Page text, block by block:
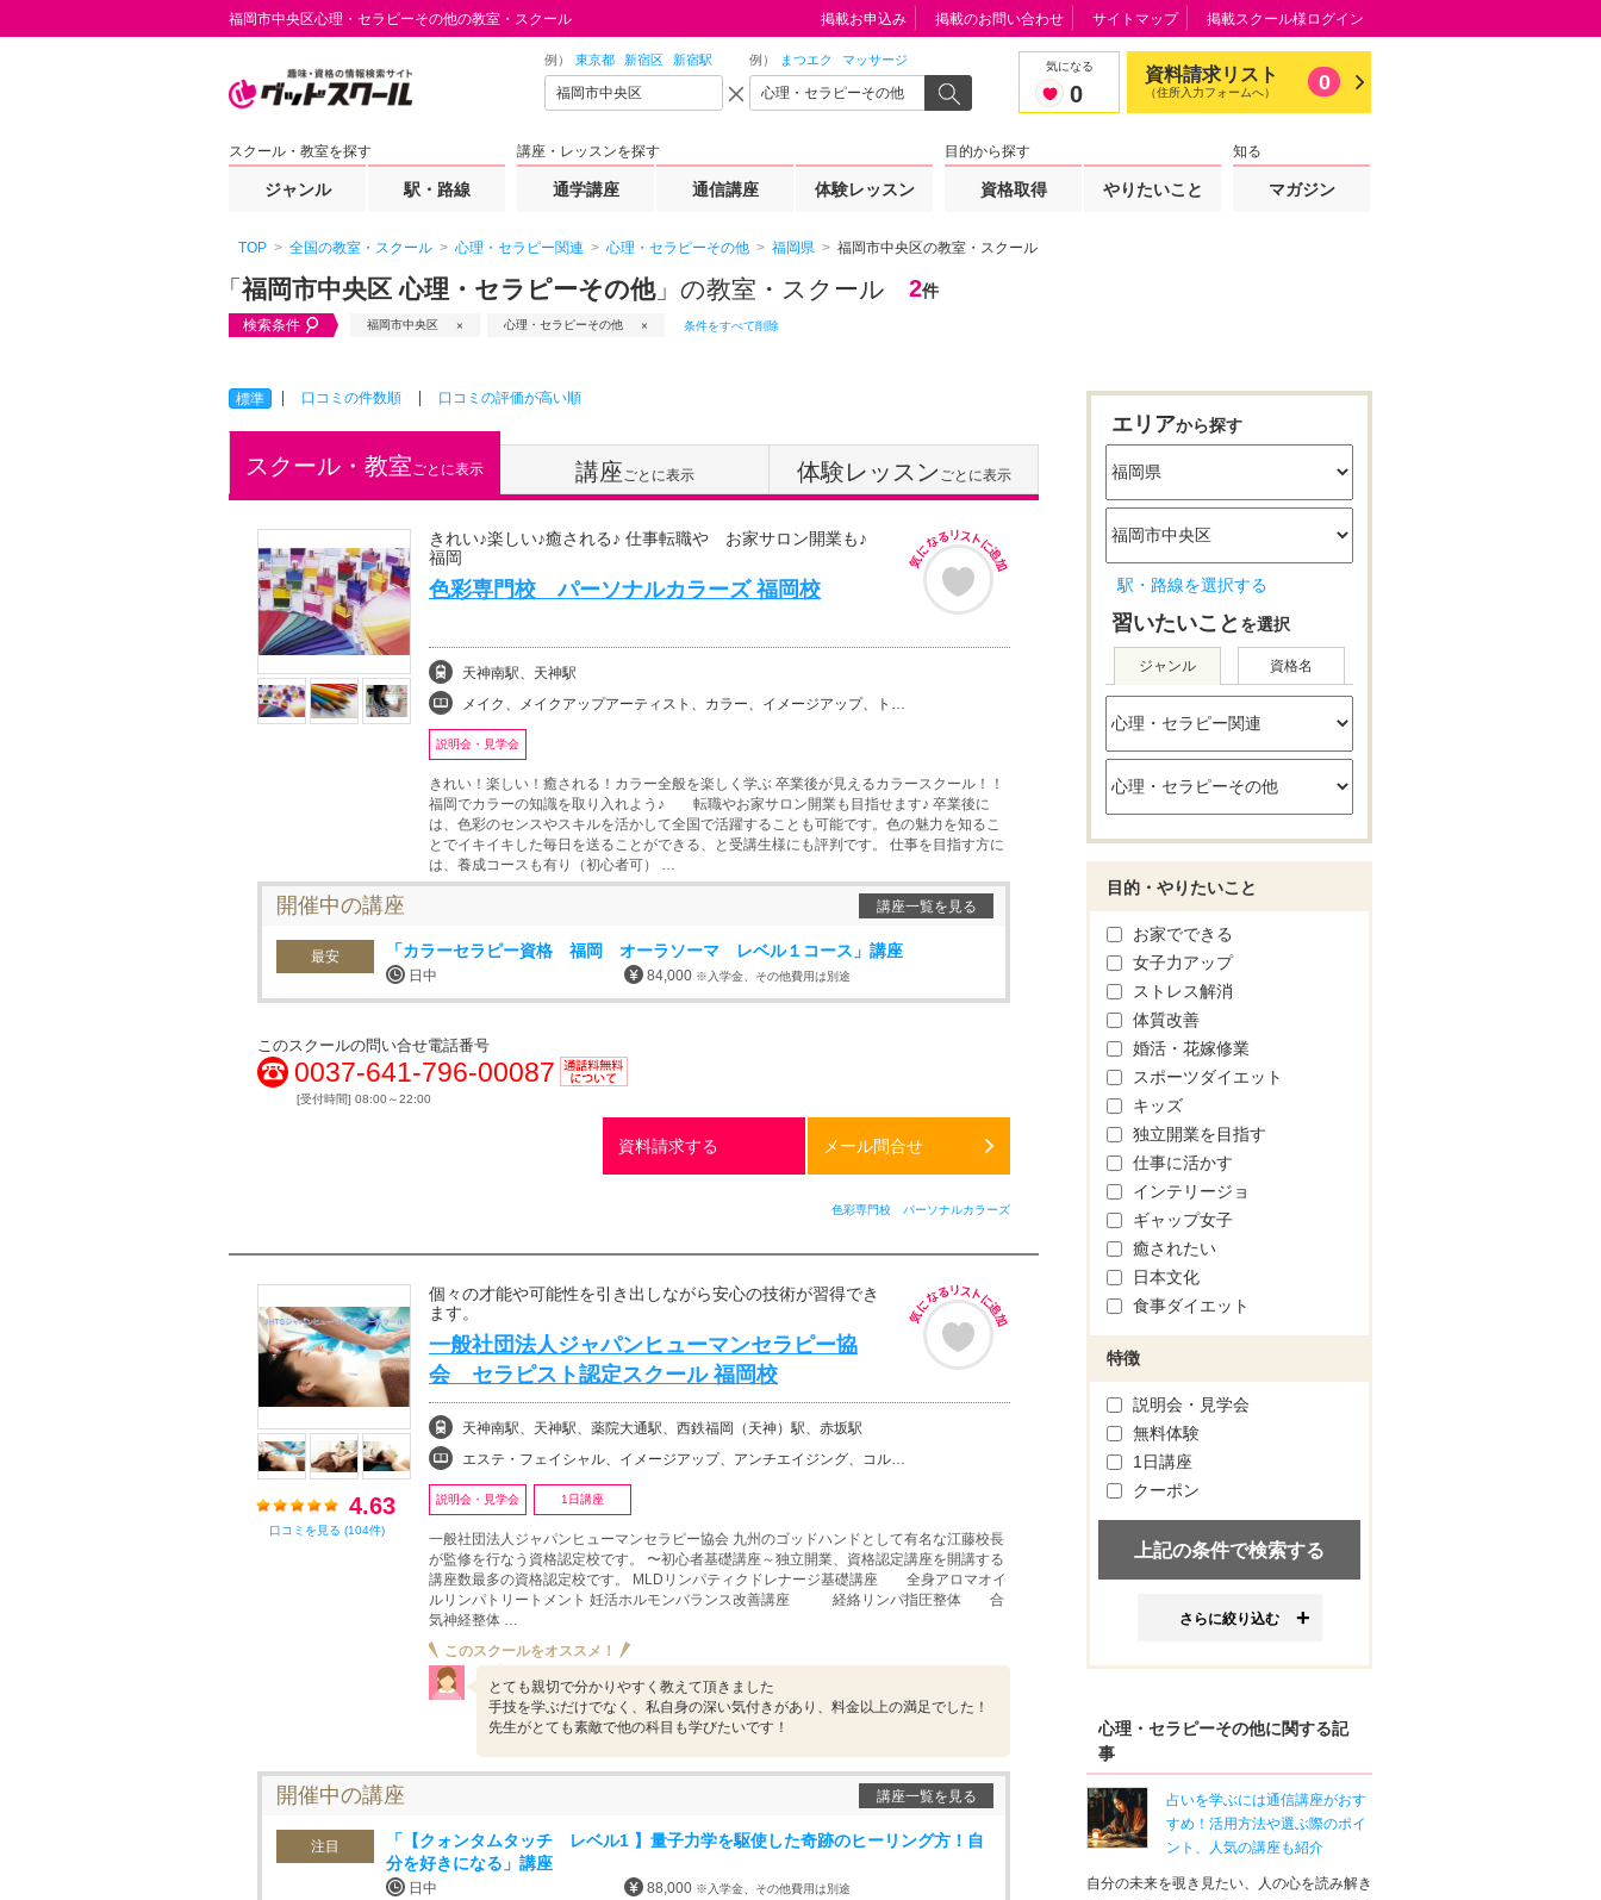
福岡市中央区心理・セラピーその他の教室・スクール
例） 東京都 新宿区 新宿駅 例） まつエク マッサージ 気になる
0
資料請求リスト
（住所入力フォームへ） 0
スクール・教室を探す
ジャンル 駅・路線
講座・レッスンを探す
通学講座 通信講座 体験レッスン
目的から探す
資格取得 やりたいこと
知る
マガジン
掲載お申込み 掲載のお問い合わせ サイトマップ 掲載スクール様ログイン
TOP 全国の教室・スクール 心理・セラピー関連 心理・セラピーその他 福岡県 福岡市中央区の教室・スクール
「福岡市中央区 心理・セラピーその他」の教室・スクール 2件
検索条件 福岡市中央区 心理・セラピーその他 条件をすべて削除
標準 口コミの件数順 口コミの評価が高い順
スクール・教室ごとに表示 講座ごとに表示 体験レッスンごとに表示
きれい♪楽しい♪癒される♪ 仕事転職や お家サロン開業も♪
福岡
色彩専門校 パーソナルカラーズ 福岡校
天神南駅、天神駅
メイク、メイクアップアーティスト、カラー、イメージアップ、トータルビューティー、アンチエイジング、美容その他、セラピスト…
説明会・見学会
きれい！楽しい！癒される！カラー全般を楽しく学ぶ 卒業後が見えるカラースクール！！
福岡でカラーの知識を取り入れよう♪ 転職やお家サロン開業も目指せます♪ 卒業後に
は、色彩のセンスやスキルを活かして全国で活躍することも可能です。色の魅力を知るこ
とでイキイキした毎日を送ることができる、と受講生様にも評判です。 仕事を目指す方に
は、養成コースも有り（初心者可） …
開催中の講座 講座一覧を見る
最安 「カラーセラピー資格 福岡 オーラソーマ レベル１コース」講座
日中 84,000 ※入学金、その他費用は別途
このスクールの問い合せ電話番号
0037-641-796-00087
無料
[受付時間] 08:00～22:00
資料請求する メール問合せ
色彩専門校 パーソナルカラーズ
4.63
口コミを見る (104件)
個々の才能や可能性を引き出しながら安心の技術が習得でき
ます。
一般社団法人ジャパンヒューマンセラピー協
会 セラピスト認定スクール 福岡校
天神南駅、天神駅、薬院大通駅、西鉄福岡（天神）駅、赤坂駅
エステ・フェイシャル、イメージアップ、アンチエイジング、コルギ、小顔矯正、メディカルエステ、美容その他、セラピスト、カラ…
説明会・見学会 1日講座
一般社団法人ジャパンヒューマンセラピー協会 九州のゴッドハンドとして有名な江藤校長
が監修を行なう資格認定校です。 〜初心者基礎講座～独立開業、資格認定講座を開講する
講座数最多の資格認定校です。 MLDリンパティクドレナージ基礎講座 全身アロマオイ
ルリンパトリートメント 妊活ホルモンバランス改善講座 経絡リンパ指圧整体 合
気神経整体 …
このスクールをオススメ！
とても親切で分かりやすく教えて頂きました
手技を学ぶだけでなく、私自身の深い気付きがあり、料金以上の満足でした！
先生がとても素敵で他の科目も学びたいです！
開催中の講座 講座一覧を見る
注目
「【クォンタムタッチ レベル1 】量子力学を駆使した奇跡のヒーリング方！自
分を好きになる」講座
日中 88,000 ※入学金、その他費用は別途
エリアから探す
駅・路線を選択する
習いたいこと を選択
ジャンル 資格名
目的・やりたいこと
お家でできる
女子力アップ
ストレス解消
体質改善
婚活・花嫁修業
スポーツダイエット
キッズ
独立開業を目指す
仕事に活かす
インテリージョ
ギャップ女子
癒されたい
日本文化
食事ダイエット
特徴
説明会・見学会
無料体験
1日講座
クーポン
さらに絞り込む
心理・セラピーその他に関する記
事
占いを学ぶには通信講座がおす
すめ！活用方法や選ぶ際のポイ
ント、人気の講座も紹介
自分の未来を覗き見たい、人の心を読み解き